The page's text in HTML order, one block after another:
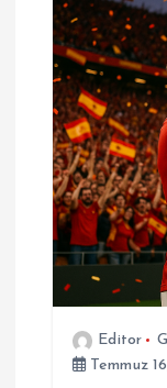
Editor
Temmuz